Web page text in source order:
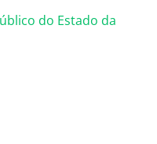
do Estado da